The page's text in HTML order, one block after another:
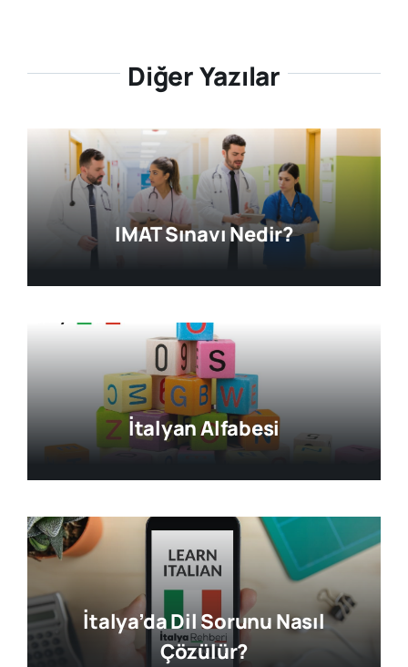
Diğer Yazılar
IMAT Sınavı Nedir?
İtalyan Alfabesi
İtalya’da Dil Sorunu Nasıl
Çözülür?